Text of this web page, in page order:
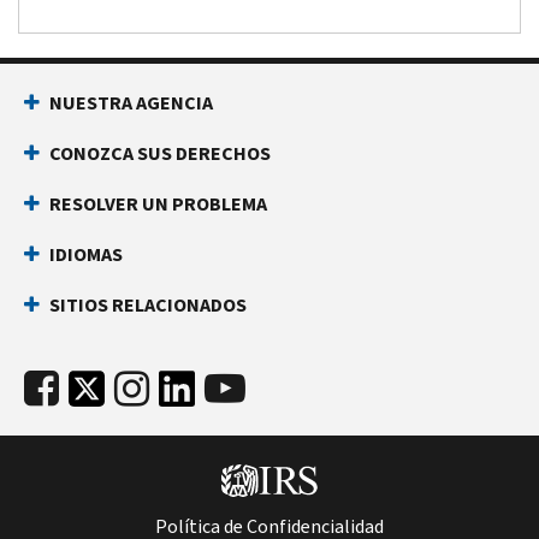
NUESTRA AGENCIA
CONOZCA SUS DERECHOS
RESOLVER UN PROBLEMA
IDIOMAS
SITIOS RELACIONADOS
Política de Confidencialidad